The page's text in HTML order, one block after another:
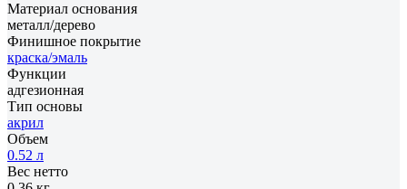
Материал основания
металл/дерево
Финишное покрытие
краска/эмаль
Функции
адгезионная
Тип основы
акрил
Объем
0.52 л
Вес нетто